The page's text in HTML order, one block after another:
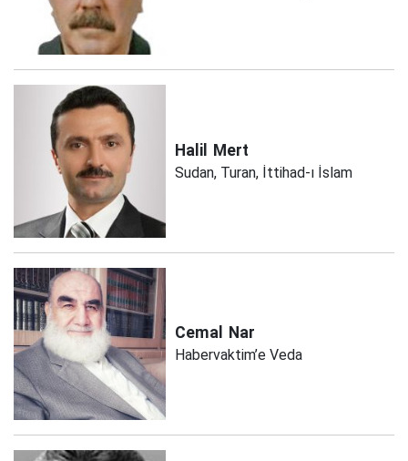
Halil Mert
Sudan, Turan, İttihad-ı İslam
Cemal Nar
Habervaktim’e Veda